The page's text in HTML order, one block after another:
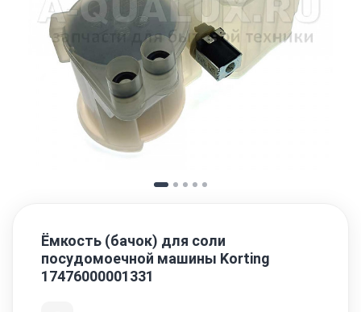
Ёмкость (бачок) для соли
посудомоечной машины Korting
17476000001331